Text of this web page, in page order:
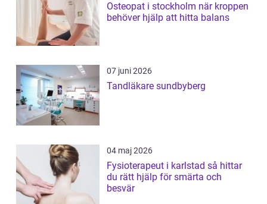
Osteopat i stockholm när kroppen
behöver hjälp att hitta balans
07 juni 2026
Tandläkare sundbyberg
04 maj 2026
Fysioterapeut i karlstad så hittar
du rätt hjälp för smärta och
besvär